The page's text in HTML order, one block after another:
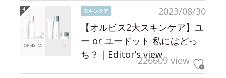
2023/08/30
スキンケア
【オルビス2大スキンケア】ユ
ー or ユードット 私にはどっ
ち？｜Editor’s view226609 view